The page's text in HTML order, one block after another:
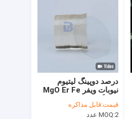
درصد دوپینگ لیتیوم
نیوبات ویفر MgO Er Fe
درجه SAW
قیمت:قابل مذاکره
MOQ:2 عدد